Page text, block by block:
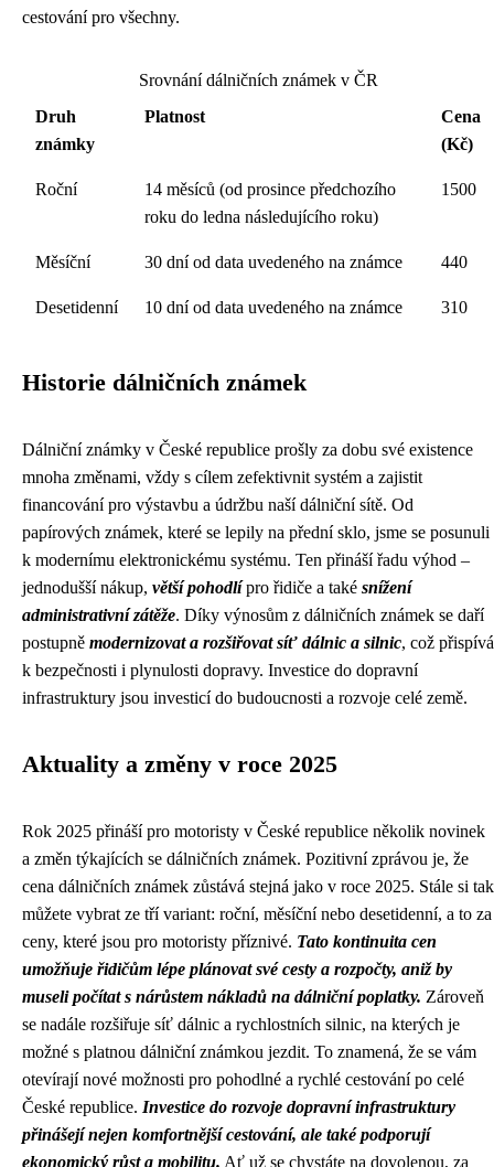
cestování pro všechny.
Srovnání dálničních známek v ČR
Druh
známky
Platnost
Cena
(Kč)
Roční
14 měsíců (od prosince předchozího
roku do ledna následujícího roku)
1500
Měsíční 30 dní od data uvedeného na známce 440
Desetidenní 10 dní od data uvedeného na známce 310
Historie dálničních známek
Dálniční známky v České republice prošly za dobu své existence
mnoha změnami, vždy s cílem zefektivnit systém a zajistit
financování pro výstavbu a údržbu naší dálniční sítě. Od
papírových známek, které se lepily na přední sklo, jsme se posunuli
k modernímu elektronickému systému. Ten přináší řadu výhod –
jednodušší nákup, větší pohodlípro řidiče a také snížení
administrativní zátěže. Díky výnosům z dálničních známek se daří
postupně modernizovat a rozšiřovat síť dálnic a silnic, což přispívá
k bezpečnosti i plynulosti dopravy. Investice do dopravní
infrastruktury jsou investicí do budoucnosti a rozvoje celé země.
Aktuality a změny v roce 2025
Rok 2025 přináší pro motoristy v České republice několik novinek
a změn týkajících se dálničních známek. Pozitivní zprávou je, že
cena dálničních známek zůstává stejná jako v roce 2025. Stále si tak
můžete vybrat ze tří variant: roční, měsíční nebo desetidenní, a to za
ceny, které jsou pro motoristy příznivé. Tato kontinuita cen
umožňuje řidičům lépe plánovat své cesty a rozpočty, aniž by
museli počítat s nárůstem nákladů na dálniční poplatky. Zároveň
se nadále rozšiřuje síť dálnic a rychlostních silnic, na kterých je
možné s platnou dálniční známkou jezdit. To znamená, že se vám
otevírají nové možnosti pro pohodlné a rychlé cestování po celé
České republice. Investice do rozvoje dopravní infrastruktury
přinášejí nejen komfortnější cestování, ale také podporují
ekonomický růst a mobilitu. Ať už se chystáte na dovolenou, za